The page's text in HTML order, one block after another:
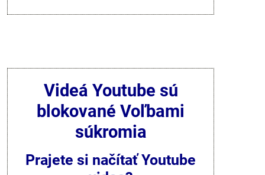
Videá Youtube sú
blokované Voľbami
súkromia
Prajete si načítať Youtube